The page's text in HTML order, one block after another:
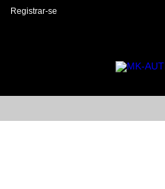
Registrar-se